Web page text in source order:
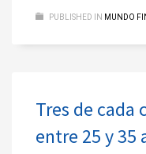
PUBLISHED IN MUNDO
Tres de cada
entre 25 y 35